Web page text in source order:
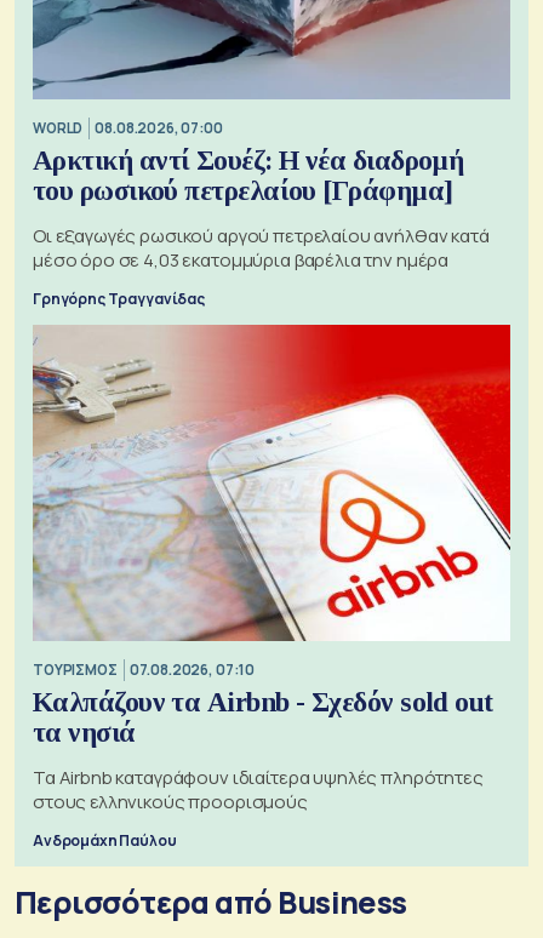
WORLD 08.08.2026, 07:00
Αρκτική αντί Σουέζ: Η νέα διαδρομή
του ρωσικού πετρελαίου [Γράφημα]
Οι εξαγωγές ρωσικού αργού πετρελαίου ανήλθαν κατά
μέσο όρο σε 4,03 εκατομμύρια βαρέλια την ημέρα
Γρηγόρης Τραγγανίδας
ΤΟΥΡΙΣΜΟΣ 07.08.2026, 07:10
Καλπάζουν τα Airbnb - Σχεδόν sold out
τα νησιά
Τα Airbnb καταγράφουν ιδιαίτερα υψηλές πληρότητες
στους ελληνικούς προορισμούς
Ανδρομάχη Παύλου
Περισσότερα από Business